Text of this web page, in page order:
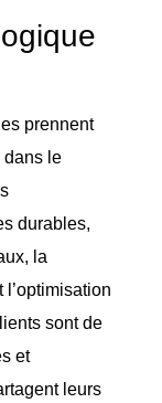
prennent
dans le
durables,
la
sont de
et
leurs